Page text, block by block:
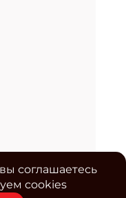
соглашаетесь
cookies